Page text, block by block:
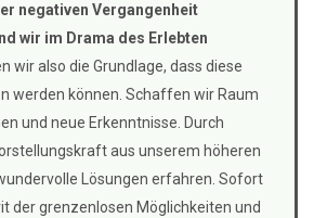
negativen Vergangenheit
wir im Drama des Erlebten
wir also die Grundlage, dass diese
werden können. Schaffen wir Raum
und neue Erkenntnisse. Durch
aus unserem höheren
Lösungen erfahren. Sofort
der grenzenlosen Möglichkeiten und